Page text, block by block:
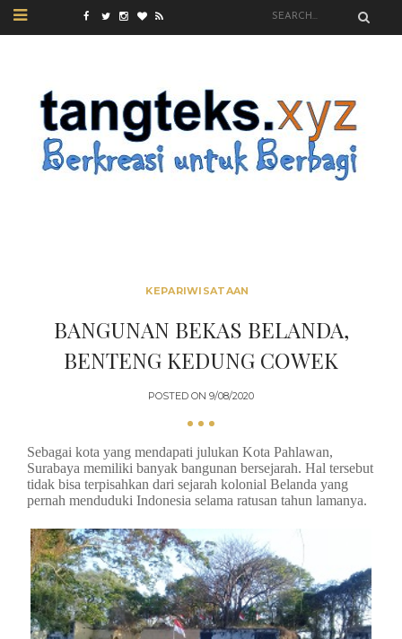
KEPARIWISATAAN
BANGUNAN BEKAS BELANDA,
BENTENG KEDUNG COWEK
POSTED ON 9/08/2020
Sebagai kota yang mendapati julukan Kota Pahlawan,
Surabaya memiliki banyak bangunan bersejarah. Hal tersebut
tidak bisa terpisahkan dari sejarah kolonial Belanda yang
pernah menduduki Indonesia selama ratusan tahun lamanya.